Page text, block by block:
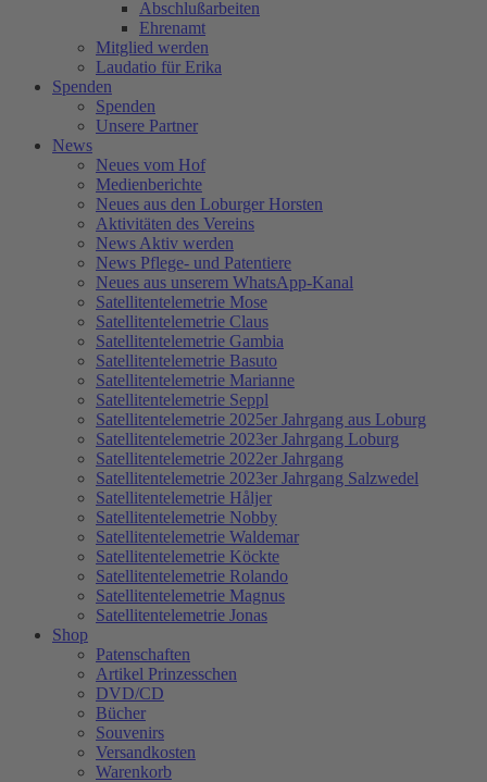
Abschlußarbeiten
Ehrenamt
Mitglied werden
Laudatio für Erika
Spenden
Spenden
Unsere Partner
News
Neues vom Hof
Medienberichte
Neues aus den Loburger Horsten
Aktivitäten des Vereins
News Aktiv werden
News Pflege- und Patentiere
Neues aus unserem WhatsApp-Kanal
Satellitentelemetrie Mose
Satellitentelemetrie Claus
Satellitentelemetrie Gambia
Satellitentelemetrie Basuto
Satellitentelemetrie Marianne
Satellitentelemetrie Seppl
Satellitentelemetrie 2025er Jahrgang aus Loburg
Satellitentelemetrie 2023er Jahrgang Loburg
Satellitentelemetrie 2022er Jahrgang
Satellitentelemetrie 2023er Jahrgang Salzwedel
Satellitentelemetrie Håljer
Satellitentelemetrie Nobby
Satellitentelemetrie Waldemar
Satellitentelemetrie Köckte
Satellitentelemetrie Rolando
Satellitentelemetrie Magnus
Satellitentelemetrie Jonas
Shop
Patenschaften
Artikel Prinzesschen
DVD/CD
Bücher
Souvenirs
Versandkosten
Warenkorb